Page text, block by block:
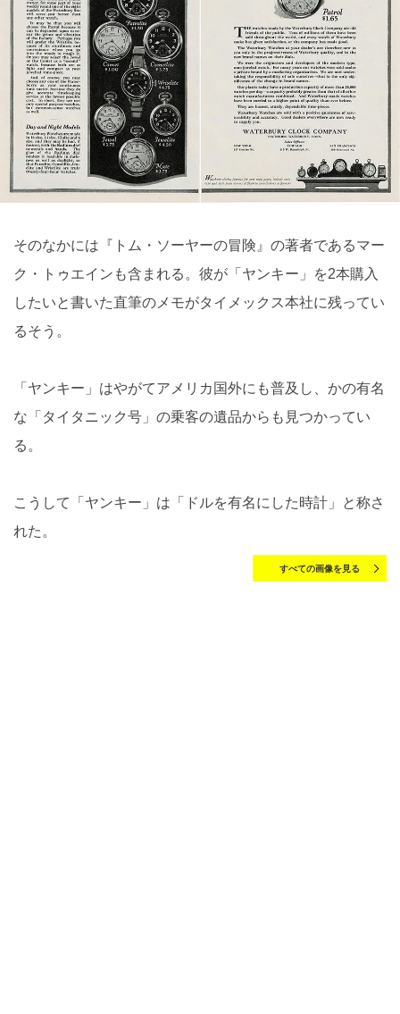
そのなかには『トム・ソーヤーの冒険』の著者であるマー
ク・トゥエインも含まれる。彼が「ヤンキー」を2本購入
したいと書いた直筆のメモがタイメックス本社に残ってい
るそう。
「ヤンキー」はやがてアメリカ国外にも普及し、かの有名
な「タイタニック号」の乗客の遺品からも見つかってい
る。
こうして「ヤンキー」は「ドルを有名にした時計」と称さ
れた。
すべての画像を見る